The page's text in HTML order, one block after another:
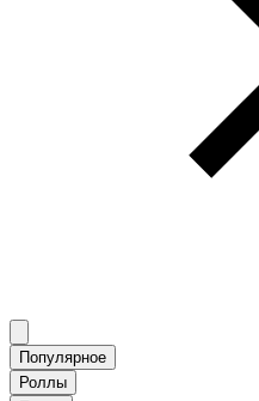
Популярное
Роллы